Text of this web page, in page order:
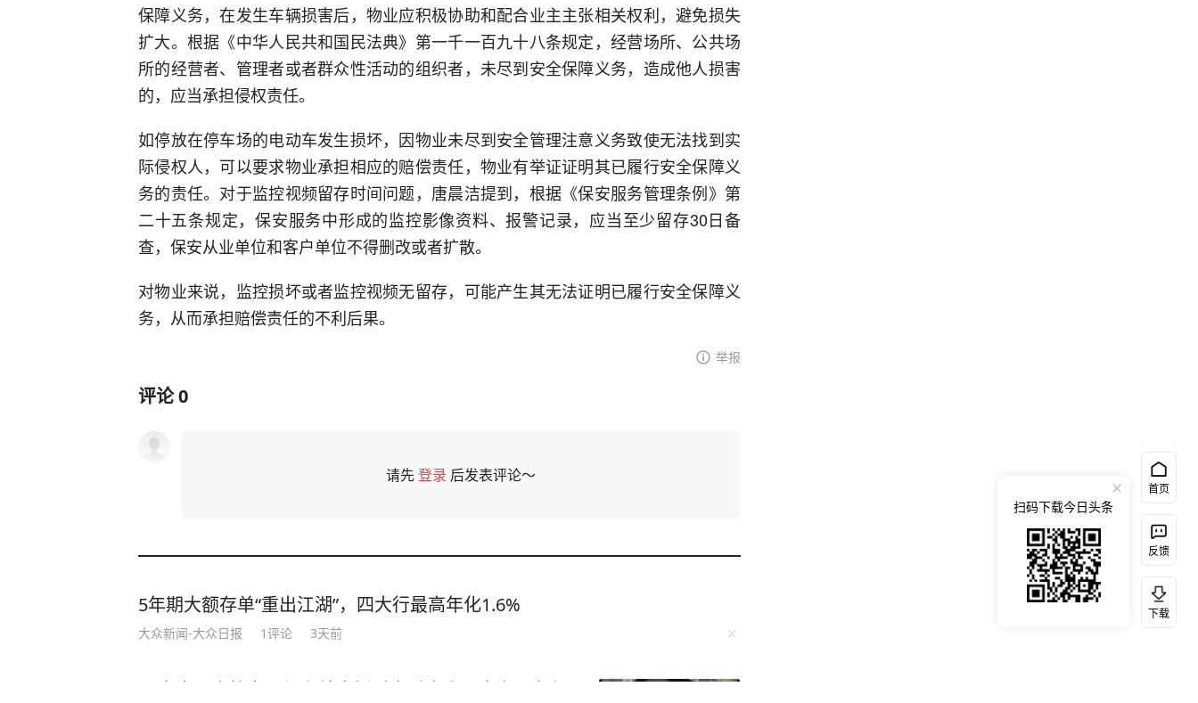
保障义务，在发生车辆损害后，物业应积极协助和配合业主主张相关权利，避免损失
扩大。根据《中华人民共和国民法典》第一千一百九十八条规定，经营场所、公共场
所的经营者、管理者或者群众性活动的组织者，未尽到安全保障义务，造成他人损害
的，应当承担侵权责任。
如停放在停车场的电动车发生损坏，因物业未尽到安全管理注意义务致使无法找到实
际侵权人，可以要求物业承担相应的赔偿责任，物业有举证证明其已履行安全保障义
务的责任。对于监控视频留存时间问题，唐晨洁提到，根据《保安服务管理条例》第
二十五条规定，保安服务中形成的监控影像资料、报警记录，应当至少留存30日备
查，保安从业单位和客户单位不得删改或者扩散。
对物业来说，监控损坏或者监控视频无留存，可能产生其无法证明已履行安全保障义
务，从而承担赔偿责任的不利后果。
举报
评论0
请先登录 后发表评论～
5年期大额存单“重出江湖”，四大行最高年化1.6%
大众新闻-大众日报 1评论 3天前
20多岁日本籍女网红在韩直播时自杀身亡，多名网友紧
首页
反馈
下载
扫码下载今日头条